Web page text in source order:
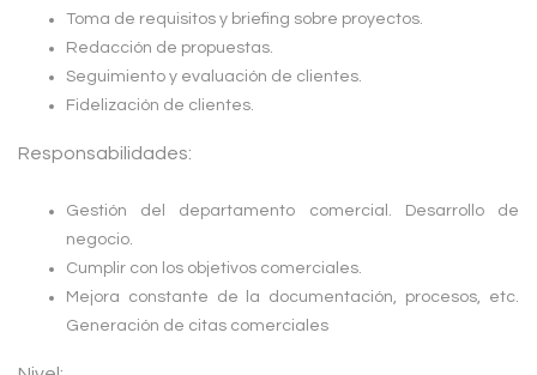
Toma de requisitos y briefing sobre proyectos.
Redacción de propuestas.
Seguimiento y evaluación de clientes.
Fidelización de clientes.
Responsabilidades:
Gestión del departamento comercial. Desarrollo de
negocio.
Cumplir con los objetivos comerciales.
Mejora constante de la documentación, procesos, etc.
Generación de citas comerciales